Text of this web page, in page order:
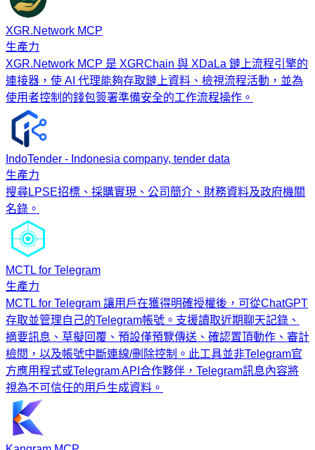
XGR.Network MCP
生產力
XGR.Network MCP 是 XGRChain 與 XDaLa 鏈上流程引擎的
連接器，使 AI 代理能夠存取鏈上資料、檢視流程活動，並為
使用者控制的錢包簽署準備安全的工作流程操作。
IndoTender - Indonesia company, tender data
生產力
搜尋LPSE招標、採購實現、公司簡介、財務資料及政府機關
名錄。
MCTL for Telegram
生產力
MCTL for Telegram 讓用戶在獲得明確授權後，可從ChatGPT
存取並管理自己的Telegram帳號。支援讀取近期聊天記錄、
摘要訊息、草擬回覆、預設僅預覽傳送、確認置頂動作、審計
檢閱，以及帳號中斷連線/刪除控制。此工具並非Telegram官
方應用程式或Telegram API合作夥伴，Telegram訊息內容將
視為不可信任的用戶生成資料。